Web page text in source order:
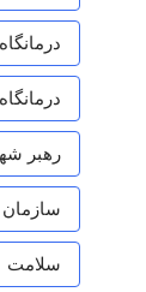
درمانگاه
رهبر
سازمان
سلامت